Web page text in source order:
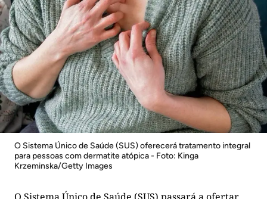
O Sistema Único de Saúde (SUS) oferecerá tratamento integral
para pessoas com dermatite atópica - Foto: Kinga
Krzeminska/Getty Images